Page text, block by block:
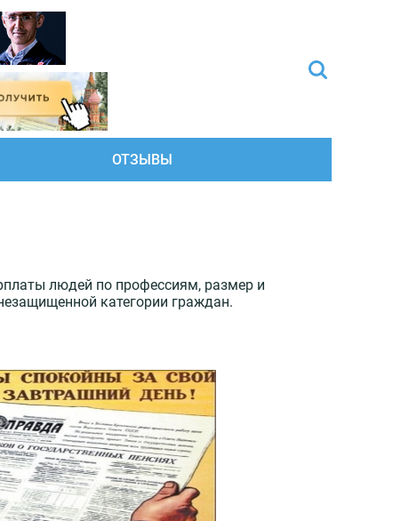
ОТЗЫВЫ
людей по профессиям, размер и
категории граждан.